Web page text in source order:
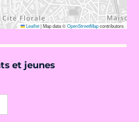
Leaflet|Map data ©OpenStreetMapcontributors
et jeunes